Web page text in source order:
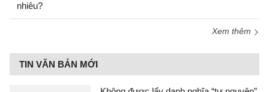
nhiêu?
Xem thêm
TIN VĂN BẢN MỚI